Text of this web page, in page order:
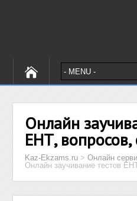
Онлайн
ЕНТ, вопросов,
Kaz-Ekzams.ru >Онлайн
Онлайн заучивание тестов